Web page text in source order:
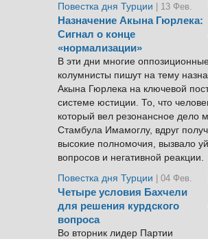
Повестка дня Турции
| 13 Фев.
Назначение Акына Гюрлека:
Сигнал о конце
«нормализации»
В эти дни многие
колумнисты пишут на тему
Акына Гюрлека на ключевой
системе юстиции. То, что
который вел резонансное дело
Стамбула Имамоглу, вдруг
высокие полномочия, вызвало
вопросов и негативной
Повестка дня Турции
| 04 Фев.
Четыре условия Бахчели
для решения курдского
вопроса
Во вторник лидер Партии